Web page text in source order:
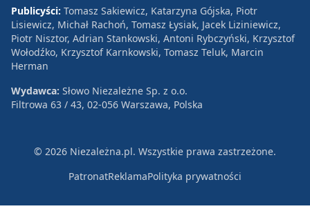
Publicyści: Tomasz Sakiewicz, Katarzyna Gójska, Piotr
Lisiewicz, Michał Rachoń, Tomasz Łysiak, Jacek Liziniewicz,
Piotr Nisztor, Adrian Stankowski, Antoni Rybczyński, Krzysztof
Wołodźko, Krzysztof Karnkowski, Tomasz Teluk, Marcin
Herman
Wydawca: Słowo Niezależne Sp. z o.o.
Filtrowa 63 / 43, 02-056 Warszawa, Polska
© 2026 Niezależna.pl. Wszystkie prawa zastrzeżone.
PatronatReklamaPolityka prywatności